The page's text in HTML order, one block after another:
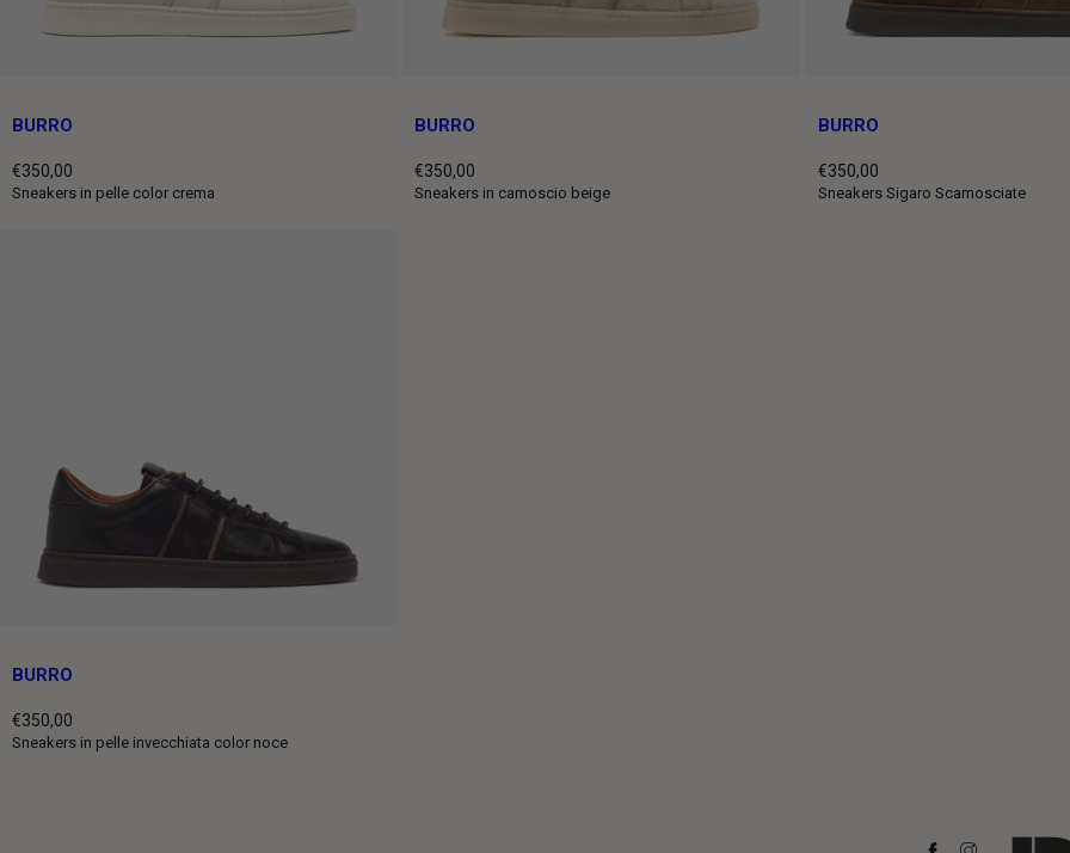
BURRO
€350,00
Prezzo
Sneakers in pelle color crema
BURRO
€350,00
Prezzo
Sneakers in camoscio beige
BURRO
€350,00
Prezzo
Sneakers Sigaro Scamosciate
BURRO
€350,00
Prezzo
Sneakers in pelle invecchiata color noce